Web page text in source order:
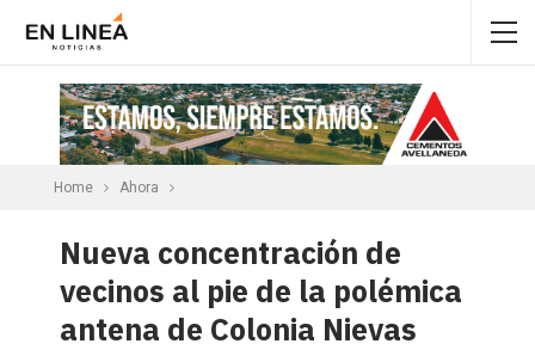
Home Ahora
Nueva concentración de
vecinos al pie de la polémica
antena de Colonia Nievas